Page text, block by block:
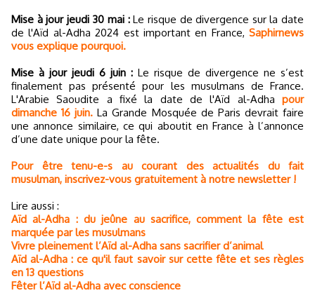
Mise à jour jeudi 30 mai :Le risque de divergence sur la date
de l'Aïd al-Adha 2024 est important en France, Saphirnews
vous explique pourquoi.
Mise à jour jeudi 6 juin : Le risque de divergence ne s’est
finalement pas présenté pour les musulmans de France.
L'Arabie Saoudite a fixé la date de l'Aïd al-Adha pour
dimanche 16 juin. La Grande Mosquée de Paris devrait faire
une annonce similaire, ce qui aboutit en France à l’annonce
d’une date unique pour la fête.
Pour être tenu-e-s au courant des actualités du fait
musulman, inscrivez-vous gratuitement à notre newsletter !
Lire aussi :
Aïd al-Adha : du jeûne au sacrifice, comment la fête est
marquée par les musulmans
Vivre pleinement l’Aïd al-Adha sans sacrifier d’animal
Aïd al-Adha : ce qu'il faut savoir sur cette fête et ses règles
en 13 questions
Fêter l’Aïd al-Adha avec conscience